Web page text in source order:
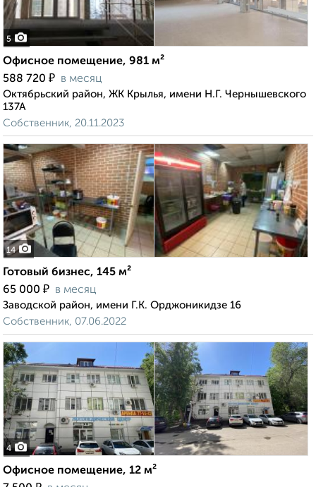
5
Офисное помещение, 981 м²
588 720 ₽ в месяц
Октябрьский район, ЖК Крылья, имени Н.Г. Чернышевского
137А
Собственник, 20.11.2023
14
Готовый бизнес, 145 м²
65 000 ₽ в месяц
Заводской район, имени Г.К. Орджоникидзе 16
Собственник, 07.06.2022
4
Офисное помещение, 12 м²